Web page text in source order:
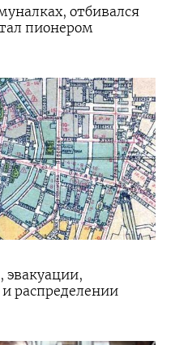
отбивался
пионером
эвакуации,
распределении